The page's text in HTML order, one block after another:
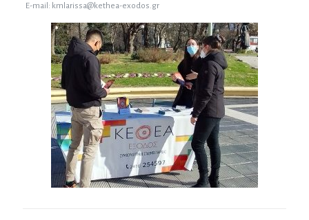
E-mail: kmlarissa@kethea-exodos.gr